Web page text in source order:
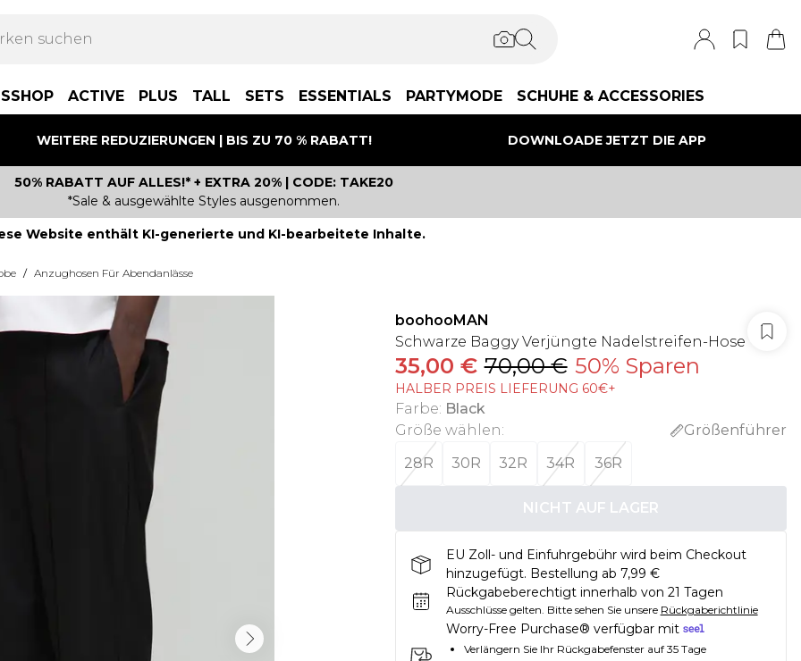
ACTIVE PLUS TALL SETS ESSENTIALS PARTYMODE SCHUHE & ACCESSORIES
WEITERE REDUZIERUNGEN | BIS ZU 70 % RABATT! DOWNLOADE JETZT DIE APP
50% RABATT AUF ALLES!* + EXTRA 20% | CODE: TAKE20
*Sale & ausgewählte Styles ausgenommen.
Website enthält KI-generierte und KI-bearbeitete Inhalte.
/ Anzughosen Für Abendanlässe
boohooMAN
Schwarze Baggy Verjüngte Nadelstreifen-Hose
35,00 € 70,00 € 50% Sparen
HALBER PREIS LIEFERUNG 60€+
Farbe: Black
Größe wählen:
Größenführer
28R
30R 32R 34R 36R
NICHT AUF LAGER
EU Zoll- und Einfuhrgebühr wird beim Checkout
hinzugefügt. Bestellung ab 7,99 €
Rückgabeberechtigt innerhalb von 21 Tagen
Ausschlüsse gelten. Bitte sehen Sie unsere Rückgaberichtlinie
Worry-Free Purchase® verfügbar mit
Verlängern Sie Ihr Rückgabefenster auf 35 Tage